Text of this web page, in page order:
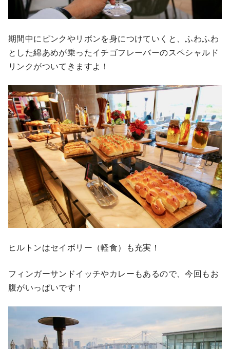
期間中にピンクやリボンを身につけていくと、ふわふわ
とした綿あめが乗ったイチゴフレーバーのスペシャルド
リンクがついてきますよ！
ヒルトンはセイボリー（軽食）も充実！
フィンガーサンドイッチやカレーもあるので、今回もお
腹がいっぱいです！